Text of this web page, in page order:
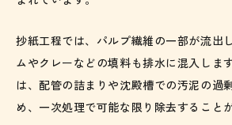
抄紙工程では、パルプ繊維の一部が流出
ムやクレーなどの填料も排水に混入しま
は、配管の詰まりや沈殿槽での汚泥の過
め、一次処理で可能な限り除去すること